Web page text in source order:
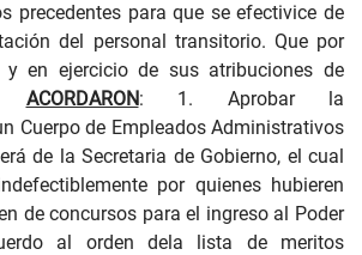
precedentes para que se efectivice de
del personal transitorio. Que por
y en ejercicio de sus atribuciones de
ACORDARON: 1. Aprobar la
Cuerpo de Empleados Administrativos
de la Secretaria de Gobierno, el cual
por quienes hubieren
de concursos para el ingreso al Poder
al orden dela lista de meritos